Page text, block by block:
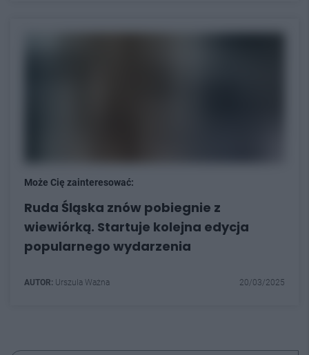
Może Cię zainteresować:
Ruda Śląska znów pobiegnie z
wiewiórką. Startuje kolejna edycja
popularnego wydarzenia
AUTOR: Urszula Ważna 20/03/2025